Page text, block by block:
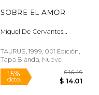
SOBRE EL AMOR
Miguel De Cervantes
TAURUS, 1999, 001 Edición,
Tapa Blanda, Nuevo